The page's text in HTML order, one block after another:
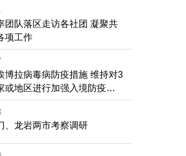
团队落区走访各社团 凝聚共
项工作
博拉病毒病防疫措施 维持对3
或地区进行加强入境防疫措
、龙岩两市考察调研